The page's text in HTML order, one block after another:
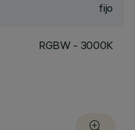
fijo
RGBW - 3000K